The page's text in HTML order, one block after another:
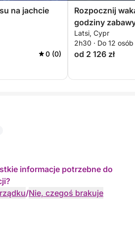
na jachcie
0 (0)
Rozpocznij
godziny
Latsi, Cypr
2h30 · Do 12 osób
od 2 126 zł
informacje potrzebne do
/Nie, czegoś brakuje